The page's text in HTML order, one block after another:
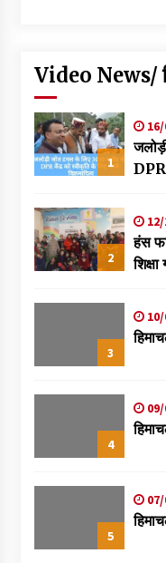
Video News/
1
16/
DPR
2
12/
हंस
3
10/
4
09/
5
07/